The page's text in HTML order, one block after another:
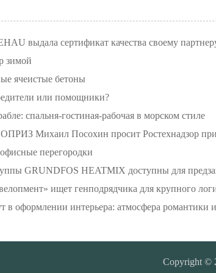
выдала сертификат качества своему
зимой
ячеистые бетоны
или помощники?
спальня-гостиная-рабочая в морском стиле
Михаил Посохин просит Ростехнадзор
перегородки
GRUNDFOS HEATMIX доступны для
ищет генподрядчика для крупного
в оформлении интерьера: атмосфера романтики
Copyright ©